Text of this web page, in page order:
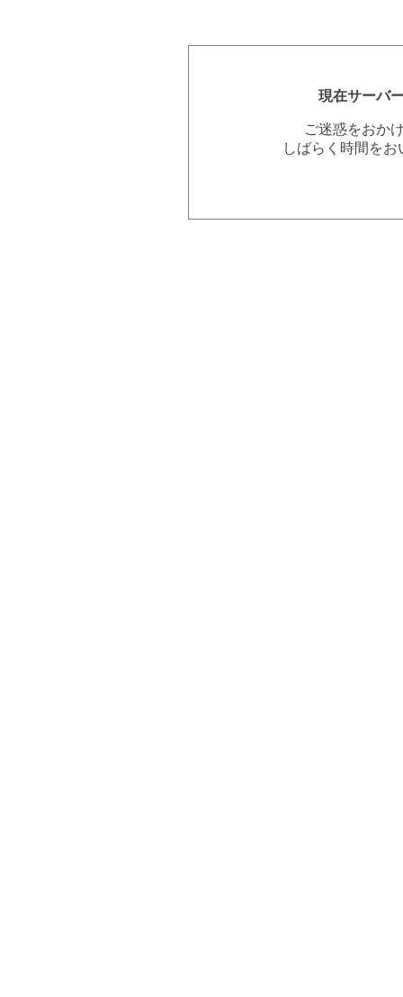
現在サーバ
ご迷惑をおか
しばらく時間を